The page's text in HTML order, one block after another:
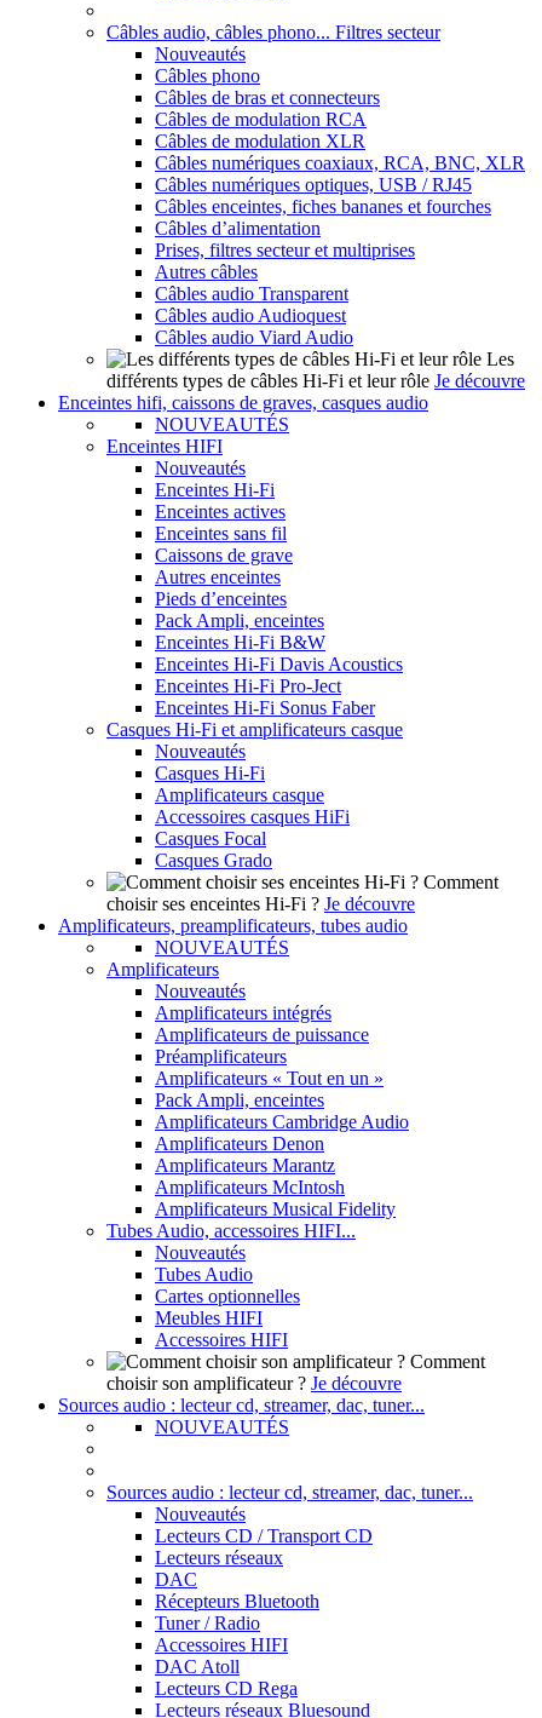
Câbles audio, câbles phono... Filtres secteur
Nouveautés
Câbles phono
Câbles de bras et connecteurs
Câbles de modulation RCA
Câbles de modulation XLR
Câbles numériques coaxiaux, RCA, BNC, XLR
Câbles numériques optiques, USB / RJ45
Câbles enceintes, fiches bananes et fourches
Câbles d’alimentation
Prises, filtres secteur et multiprises
Autres câbles
Câbles audio Transparent
Câbles audio Audioquest
Câbles audio Viard Audio
Les
différents types de câbles Hi-Fi et leur rôle Je découvre
Enceintes hifi, caissons de graves, casques audio
NOUVEAUTÉS
Enceintes HIFI
Nouveautés
Enceintes Hi-Fi
Enceintes actives
Enceintes sans fil
Caissons de grave
Autres enceintes
Pieds d’enceintes
Pack Ampli, enceintes
Enceintes Hi-Fi B&W
Enceintes Hi-Fi Davis Acoustics
Enceintes Hi-Fi Pro-Ject
Enceintes Hi-Fi Sonus Faber
Casques Hi-Fi et amplificateurs casque
Nouveautés
Casques Hi-Fi
Amplificateurs casque
Accessoires casques HiFi
Casques Focal
Casques Grado
Comment
choisir ses enceintes Hi-Fi ? Je découvre
Amplificateurs, preamplificateurs, tubes audio
NOUVEAUTÉS
Amplificateurs
Nouveautés
Amplificateurs intégrés
Amplificateurs de puissance
Préamplificateurs
Amplificateurs « Tout en un »
Pack Ampli, enceintes
Amplificateurs Cambridge Audio
Amplificateurs Denon
Amplificateurs Marantz
Amplificateurs McIntosh
Amplificateurs Musical Fidelity
Tubes Audio, accessoires HIFI...
Nouveautés
Tubes Audio
Cartes optionnelles
Meubles HIFI
Accessoires HIFI
Comment
choisir son amplificateur ? Je découvre
Sources audio : lecteur cd, streamer, dac, tuner...
NOUVEAUTÉS
Sources audio : lecteur cd, streamer, dac, tuner...
Nouveautés
Lecteurs CD / Transport CD
Lecteurs réseaux
DAC
Récepteurs Bluetooth
Tuner / Radio
Accessoires HIFI
DAC Atoll
Lecteurs CD Rega
Lecteurs réseaux Bluesound